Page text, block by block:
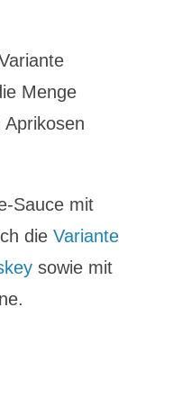
Menge
Sauce mit
die Variante
sowie mit